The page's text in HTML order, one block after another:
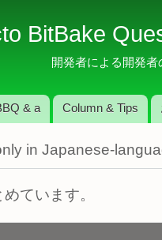
イ
コ
テ
ツ
に
BitBake
開発者による開発
& a Column & Tips
in Japanese-
ています。